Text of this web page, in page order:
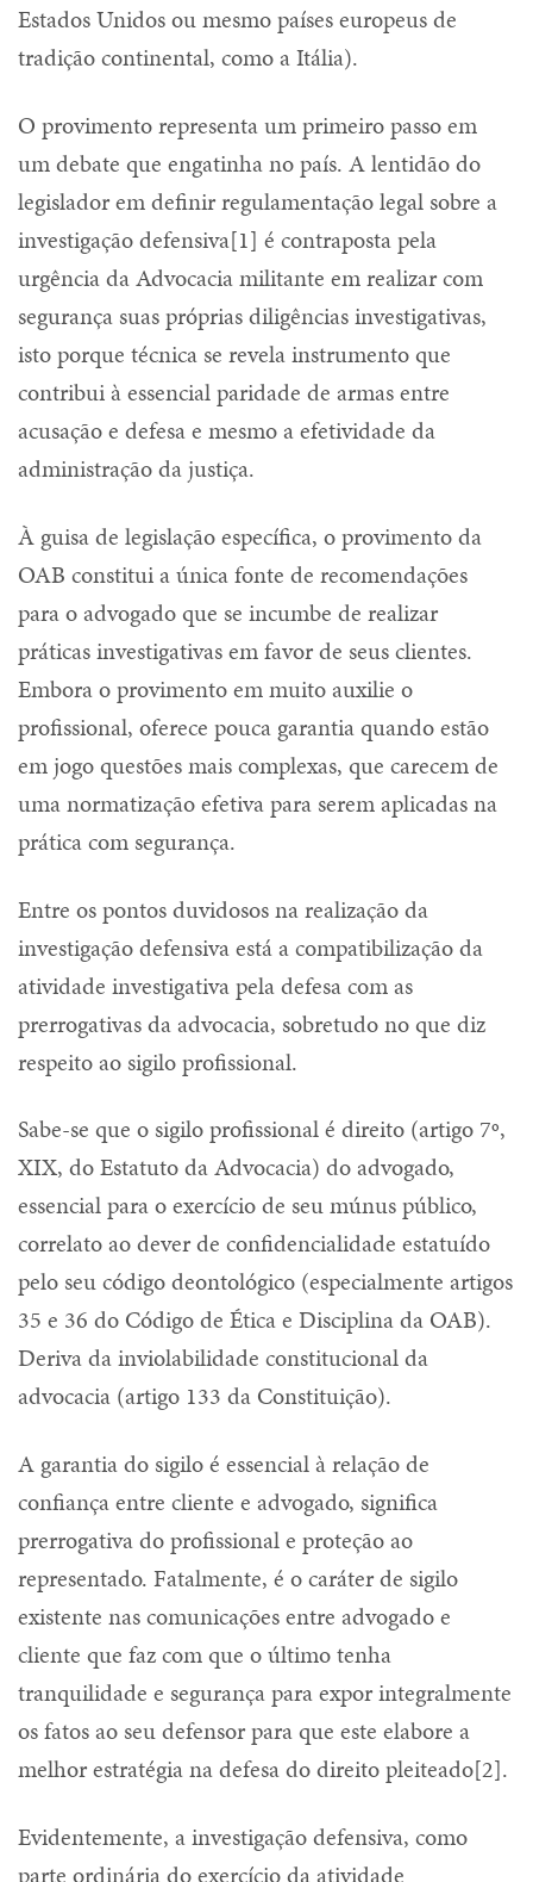
Estados Unidos ou mesmo países europeus de
tradição continental, como a Itália).
O provimento representa um primeiro passo em
um debate que engatinha no país. A lentidão do
legislador em definir regulamentação legal sobre a
investigação defensiva[1] é contraposta pela
urgência da Advocacia militante em realizar com
segurança suas próprias diligências investigativas,
isto porque técnica se revela instrumento que
contribui à essencial paridade de armas entre
acusação e defesa e mesmo a efetividade da
administração da justiça.
À guisa de legislação específica, o provimento da
OAB constitui a única fonte de recomendações
para o advogado que se incumbe de realizar
práticas investigativas em favor de seus clientes.
Embora o provimento em muito auxilie o
profissional, oferece pouca garantia quando estão
em jogo questões mais complexas, que carecem de
uma normatização efetiva para serem aplicadas na
prática com segurança.
Entre os pontos duvidosos na realização da
investigação defensiva está a compatibilização da
atividade investigativa pela defesa com as
prerrogativas da advocacia, sobretudo no que diz
respeito ao sigilo profissional.
Sabe-se que o sigilo profissional é direito (artigo 7º,
XIX, do Estatuto da Advocacia) do advogado,
essencial para o exercício de seu múnus público,
correlato ao dever de confidencialidade estatuído
pelo seu código deontológico (especialmente artigos
35 e 36 do Código de Ética e Disciplina da OAB).
Deriva da inviolabilidade constitucional da
advocacia (artigo 133 da Constituição).
A garantia do sigilo é essencial à relação de
confiança entre cliente e advogado, significa
prerrogativa do profissional e proteção ao
representado. Fatalmente, é o caráter de sigilo
existente nas comunicações entre advogado e
cliente que faz com que o último tenha
tranquilidade e segurança para expor integralmente
os fatos ao seu defensor para que este elabore a
melhor estratégia na defesa do direito pleiteado[2].
Evidentemente, a investigação defensiva, como
parte ordinária do exercício da atividade